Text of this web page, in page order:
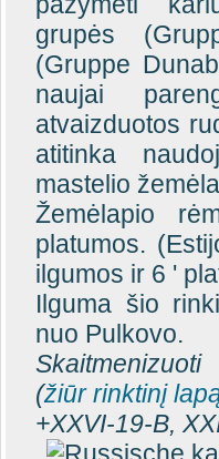
grupės
(Gruppe
naujai
atvaizduotos
atitinka
mastelio
Žemėlapio
platumos.
ilgumos ir 6 '
Ilguma šio
nuo Pulkovo.
(žiūr rinktinį
+XXVI-19-B,